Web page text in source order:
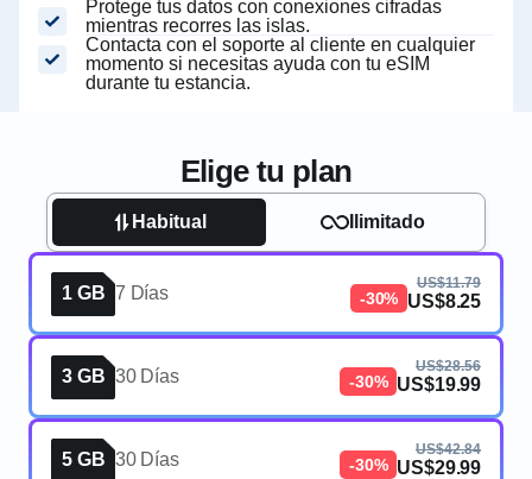
Protege tus datos con conexiones cifradas
mientras recorres las islas.
Contacta con el soporte al cliente en cualquier
momento si necesitas ayuda con tu eSIM
durante tu estancia.
Elige tu plan
Habitual Ilimitado
1 GB 7 Días -30%
US$11.79
US$8.25
3 GB 30 Días -30%
US$28.56
US$19.99
5 GB 30 Días -30%
US$42.84
US$29.99